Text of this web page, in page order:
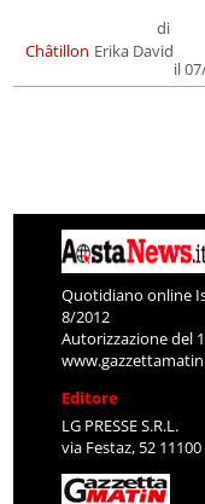
Châtillon
di
Erika David
il
Quotidiano online
8/2012
Autorizzazione del
Editore
LG PRESSE S.R.L.
via Festaz, 52 11100